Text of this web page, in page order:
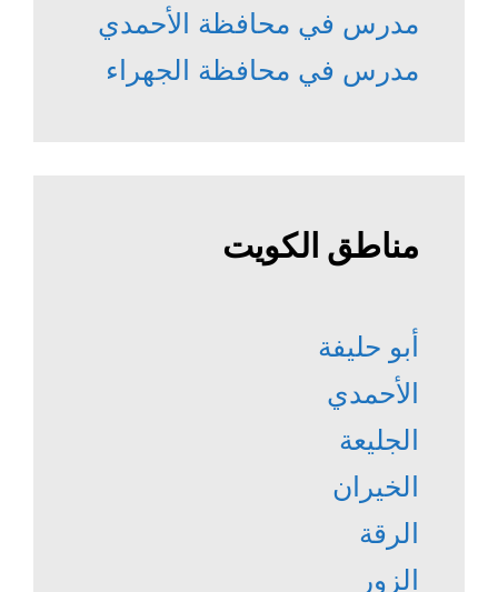
مدرس في محافظة الأحمدي
مدرس في محافظة الجهراء
مناطق الكويت
أبو حليفة
الأحمدي
الجليعة
الخيران
الرقة
الزور